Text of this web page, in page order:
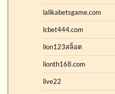
lalikabetsgame.com
lcbet444.com
lion123สล็อต
lionth168.com
live22